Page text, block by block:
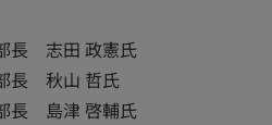
長 志田 政憲氏
長 秋山 哲氏
長 島津 啓輔氏